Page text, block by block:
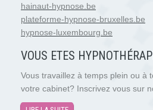
hainaut-hypnose.be
plateforme-hypnose-bruxelles.be
hypnose-luxembourg.be
VOUS ETES HYPNOTHÉ
Vous travaillez à temps plein ou à
votre cabinet? Inscrivez vous sur